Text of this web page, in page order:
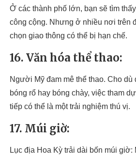
Ở các thành phố lớn, bạn sẽ tìm
công cộng. Nhưng ở nhiều nơi trên
chọn giao thông có thể bị hạn chế.
16. Văn hóa thể thao:
Người Mỹ đam mê thể thao. Cho dù
bóng rổ hay bóng chày, việc tham
tiếp có thể là một trải nghiệm thú vị.
17. Múi giờ:
Lục địa Hoa Kỳ trải dài bốn múi giờ: